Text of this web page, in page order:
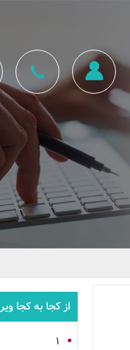
از کجا به کجا
1